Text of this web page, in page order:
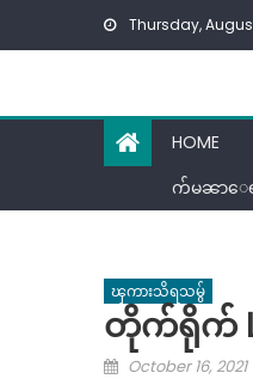
Thursday,
HOME
က်မၼာေ
ၾကားသိရသမွ်
တိုက်ရိုက်
Posted
October 16, 2021